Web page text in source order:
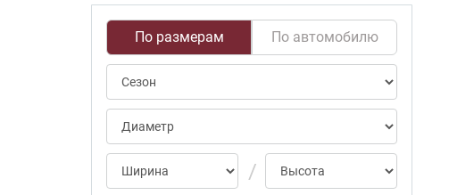
По размерам По автомобилю